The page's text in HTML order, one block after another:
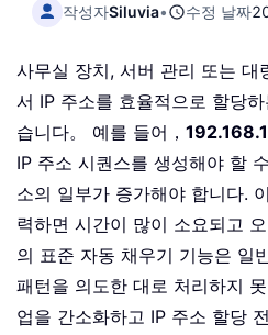
작성자Siluvia• 수정 날짜
사무실 장치, 서버 관리 또는
서 IP 주소를 효율적으로 할당
습니다。 예를 들어，
IP 주소 시퀀스를 생성해야 할
소의 일부가 증가해야 합니다.
력하면 시간이 많이 소요되고
의 표준 자동 채우기 기능은 일
패턴을 의도한 대로 처리하지
업을 간소화하고 IP 주소 할당